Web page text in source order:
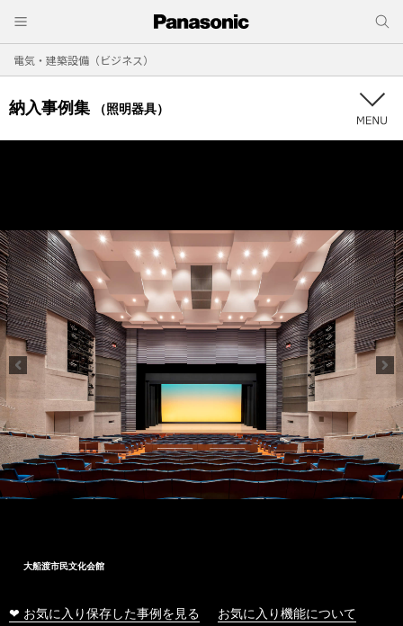
電気・建築設備（ビジネス）
納入事例集 （照明器具）
大船渡市民文化会館
❤ お気に入り保存した事例を見る お気に入り機能について